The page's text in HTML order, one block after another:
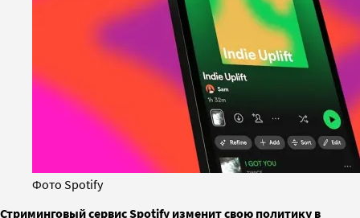
Фото Spotify
Стриминговый сервис Spotify изменит свою политику в